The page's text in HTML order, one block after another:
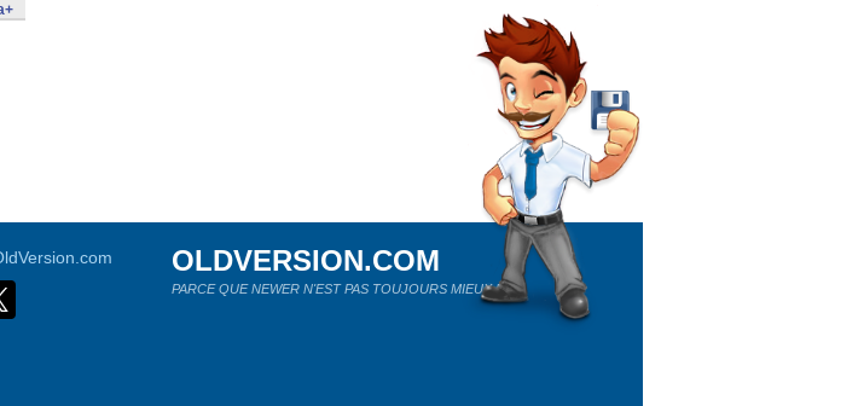
OLDVERSION.COM
PARCE QUE NEWER N'EST PAS TOUJOURS MIEUX !